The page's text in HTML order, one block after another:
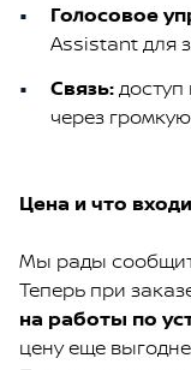
Голосовое
Assistant для
Связь:доступ
через
Цена и что
Мы рады
Теперь при
на работы по
цену еще